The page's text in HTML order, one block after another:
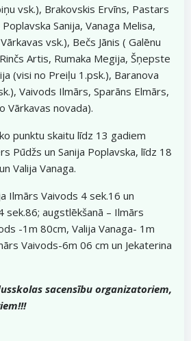
vsk.), Brakovskis Ervīns, Pastars
Sanija, Vanaga Melisa,
vsk.), Bečs Jānis ( Galēnu
Artis, Rumaka Megija, Šņepste
(visi no Preiļu 1.psk.), Baranova
Vaivods Ilmārs, Sparāns Elmārs,
Vārkavas novada).
punktu skaitu līdz 13 gadiem
Pūdžs un Sanija Poplavska, līdz 18
Valija Vanaga.
Ilmārs Vaivods 4 sek.16 un
sek.86; augstlēkšanā – Ilmārs
-1m 80cm, Valija Vanaga- 1m
Vaivods-6m 06 cm un Jekaterina
sacensību organizatoriem,